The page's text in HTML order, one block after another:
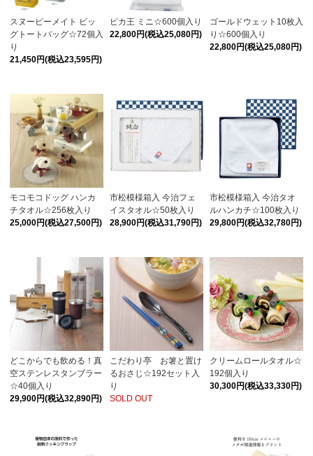
スヌーピーメイト ビッ
グトートバッグ☆72個入
り
21,450円(税込23,595円)
ピカ王 ミニ☆600個入り
22,800円(税込25,080円)
ゴールドウェット10枚入
り☆600個入り
22,800円(税込25,080円)
モコモコドッグ ハンカ
チタオル☆256枚入り
25,000円(税込27,500円)
市松模様箱入 今治フェ
イスタオル☆50枚入り
28,900円(税込31,790円)
市松模様箱入 今治タオ
ルハンカチ☆100枚入り
29,800円(税込32,780円)
どこからでも飲める！真
空ステンレスタンブラー
☆40個入り
29,900円(税込32,890円)
こだわり亭 お箸と置け
るおさじ☆192セット入
り
SOLD OUT
クリームロールタオル☆
192個入り
30,300円(税込33,330円)